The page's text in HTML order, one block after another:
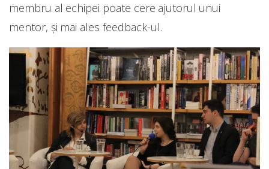
membru al echipei poate cere ajutorul unui
mentor, și mai ales feedback-ul.